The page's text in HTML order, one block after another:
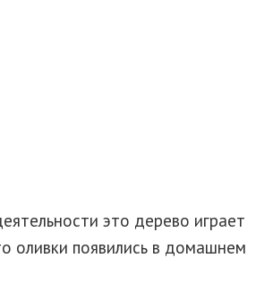
это дерево играет
оливки появились в домашнем